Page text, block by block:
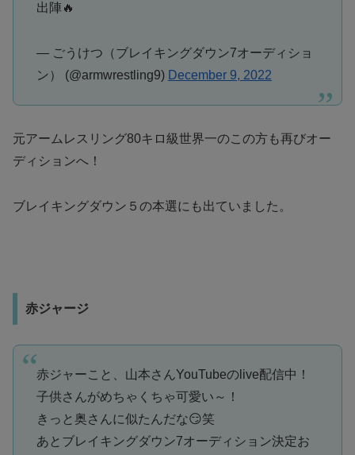
出陣🔥
— ごうけつ（ブレイキングダウン7オーディショ
ン） (@armwrestling9) December 9, 2022
元アームレスリング80キロ級世界一のこの方も再びオー
ディションへ！
ブレイキングダウン５の本選にも出ていました。
赤ジャージ
赤ジャーこと、山本さんYouTubeのlive配信中！
子供さんがめちゃくちゃ可愛い～！
きっと奥さんに似たんだな😏笑
あとブレイキングダウン7オーディション決定お